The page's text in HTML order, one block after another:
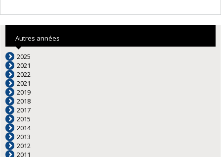
Autres années
2025
2021
2022
2021
2019
2018
2017
2015
2014
2013
2012
2011